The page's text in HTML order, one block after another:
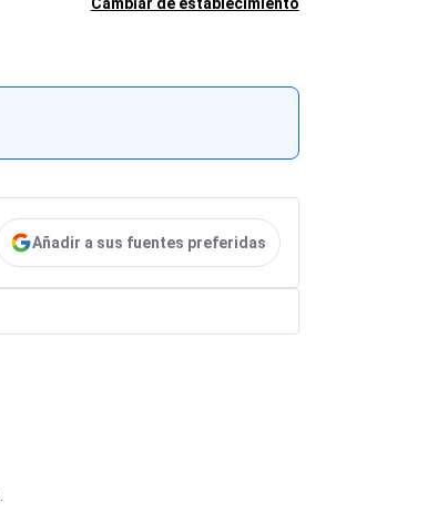
Añadir a sus fuentes preferidas